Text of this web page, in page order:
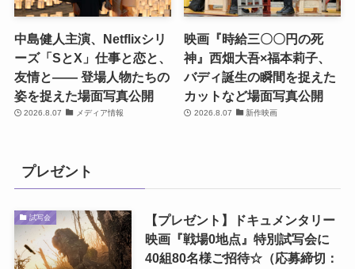
中島健人主演、Netflixシリ
ーズ「SとX」仕事と恋と、
友情と―― 登場人物たちの
姿を捉えた場面写真公開
2026.8.07 メディア情報
映画『時給三〇〇円の死
神』西畑大吾×福本莉子、
バディ誕生の瞬間を捉えた
カットなど場面写真公開
2026.8.07 新作映画
プレゼント
試写会
【プレゼント】ドキュメンタリー
映画『戦場0地点』特別試写会に
40組80名様ご招待☆（応募締切：